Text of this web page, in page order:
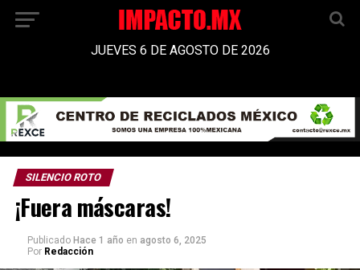
JUEVES 6 DE AGOSTO DE 2026
SILENCIO ROTO
¡Fuera máscaras!
Publicado Hace 1 año en agosto 6, 2025
Por Redacción